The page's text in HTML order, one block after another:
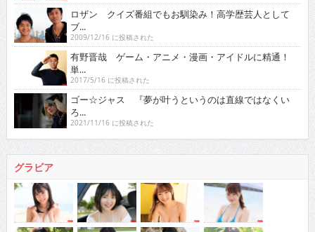
ロザン クイズ番組でもお馴染み！高学歴芸人として
ブ...
2009/12/16 に投稿された
有野晋哉 ゲーム・アニメ・漫画・アイドルに精通！
単...
2017/5/16 に投稿された
ゴー☆ジャス 『夢が叶うというのは直線ではなくい
ろ...
2021/11/16 に投稿された
グラビア